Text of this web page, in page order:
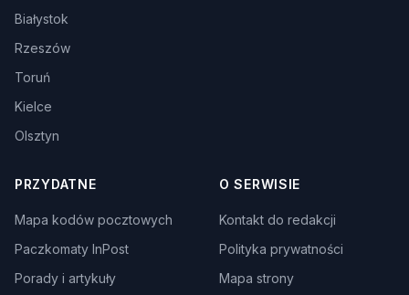
Białystok
Rzeszów
Toruń
Kielce
Olsztyn
PRZYDATNE
Mapa kodów pocztowych
Paczkomaty InPost
Porady i artykuły
O SERWISIE
Kontakt do redakcji
Polityka prywatności
Mapa strony